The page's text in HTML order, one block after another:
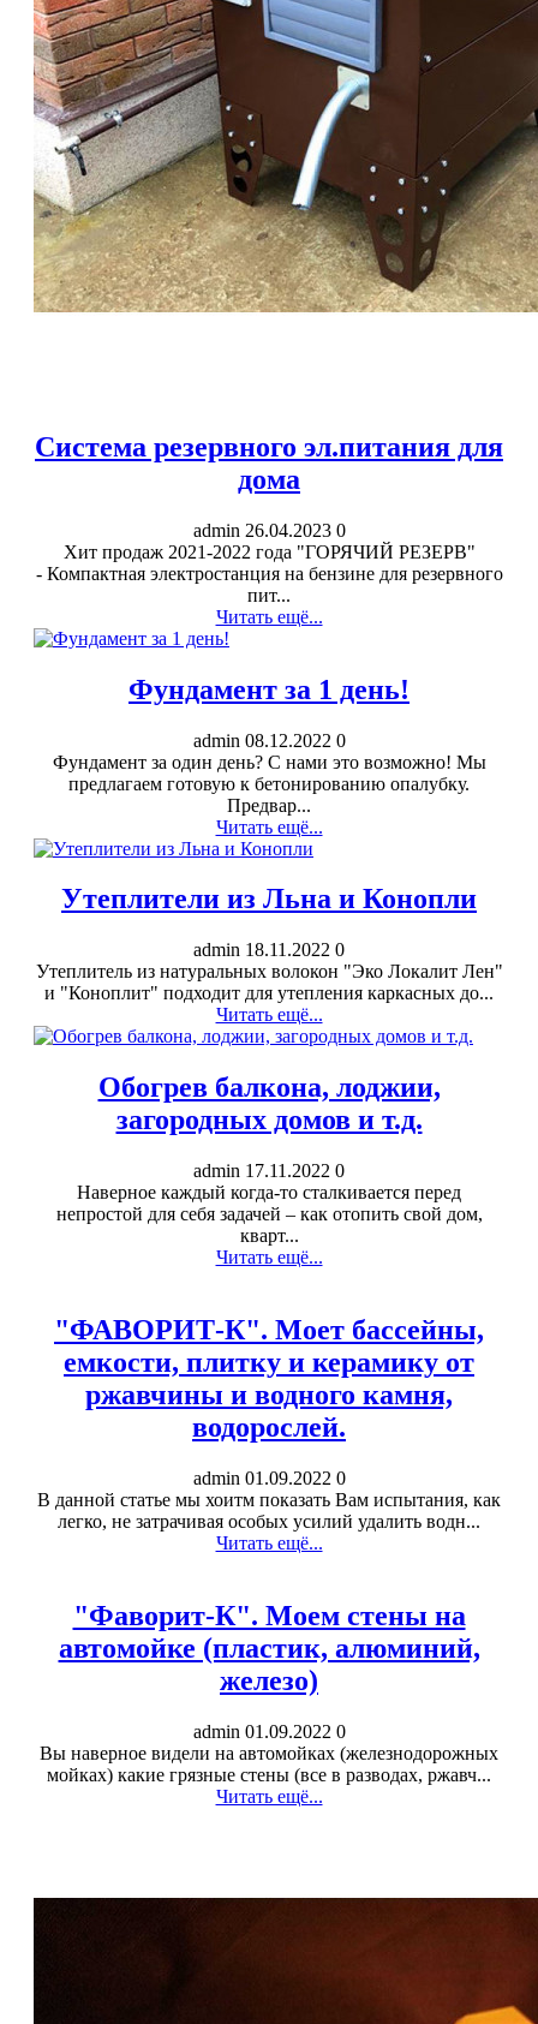
Система резервного эл.питания для
дома
admin 26.04.2023 0
Хит продаж 2021-2022 года "ГОРЯЧИЙ РЕЗЕРВ"
- Компактная электростанция на бензине для резервного
пит...
Читать ещё...
Фундамент за 1 день!
admin 08.12.2022 0
Фундамент за один день? С нами это возможно! Мы
предлагаем готовую к бетонированию опалубку.
Предвар...
Читать ещё...
Утеплители из Льна и Конопли
admin 18.11.2022 0
Утеплитель из натуральных волокон "Эко Локалит Лен"
и "Коноплит" подходит для утепления каркасных до...
Читать ещё...
Обогрев балкона, лоджии,
загородных домов и т.д.
admin 17.11.2022 0
Наверное каждый когда-то сталкивается перед
непростой для себя задачей – как отопить свой дом,
кварт...
Читать ещё...
"ФАВОРИТ-К". Моет бассейны,
емкости, плитку и керамику от
ржавчины и водного камня,
водорослей.
admin 01.09.2022 0
В данной статье мы хоитм показать Вам испытания, как
легко, не затрачивая особых усилий удалить водн...
Читать ещё...
"Фаворит-К". Моем стены на
автомойке (пластик, алюминий,
железо)
admin 01.09.2022 0
Вы наверное видели на автомойках (железнодорожных
мойках) какие грязные стены (все в разводах, ржавч...
Читать ещё...